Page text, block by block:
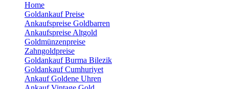
Home
Goldankauf Preise
Ankaufspreise Goldbarren
Ankaufspreise Altgold
Goldmünzenpreise
Zahngoldpreise
Goldankauf Burma Bilezik
Goldankauf Cumhuriyet
Ankauf Goldene Uhren